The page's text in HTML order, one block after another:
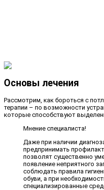
Основы лечения
Рассмотрим, как бороться с
терапии – по возможности
которые способствуют
Мнение специалиста!
Даже при наличии
предпринимать
позволят существенно
появление неприятного
соблюдать правила
обуви, а при
специализированные